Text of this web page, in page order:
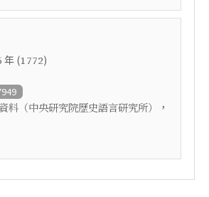
年 (1772)
料（中央研究院歷史語言研究所）
，